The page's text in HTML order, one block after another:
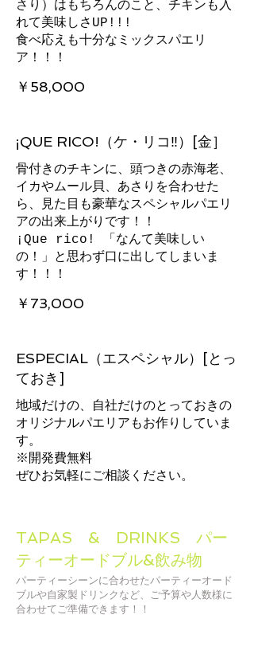
さり）はもちろんのこと、チキンも入
れて美味しさUP!!!
食べ応えも十分なミックスパエリ
￥58,000
¡QUE RICO!（ケ・リコ‼︎）[金］
骨付きのチキンに、頭つきの赤海老、
イカやムール貝、あさりを合わせた
ら、見た目も豪華なスペシャルパエリ
アの出来上がりです！！
¡Que rico! 「なんて美味しい
の！」と思わず口に出してしまいま
す！！！
￥73,000
ESPECIAL（エスペシャル）[とっ
ておき]
地域だけの、自社だけのとっておきの
オリジナルパエリアもお作りしていま
す。
※開発費無料
ぜひお気軽にご相談ください。
TAPAS & DRINKS パー
ティーオードブル&飲み物
パーティーシーンに合わせたパーティーオード
ブルや自家製ドリンクなど、ご予算や人数様に
合わせてご準備できます！！